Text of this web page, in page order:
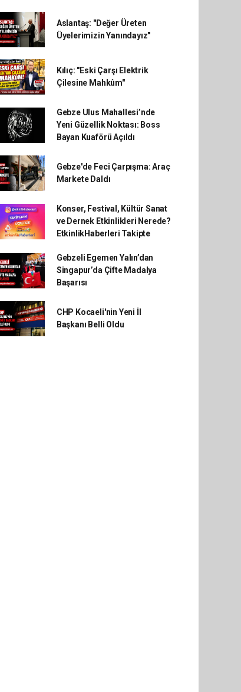
Aslantaş: "Değer Üreten
Üyelerimizin Yanındayız"
Kılıç: "Eski Çarşı Elektrik
Çilesine Mahkûm"
Gebze Ulus Mahallesi’nde
Yeni Güzellik Noktası: Boss
Bayan Kuaförü Açıldı
Gebze'de Feci Çarpışma: Araç
Markete Daldı
Konser, Festival, Kültür Sanat
ve Dernek Etkinlikleri Nerede?
EtkinlikHaberleri Takipte
Gebzeli Egemen Yalın’dan
Singapur’da Çifte Madalya
Başarısı
CHP Kocaeli'nin Yeni İl
Başkanı Belli Oldu